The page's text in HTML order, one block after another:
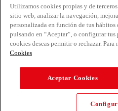
Utilizamos cookies propias y de
sitio web, analizar la navegación,
personalizada en función de tus hábitos
pulsando en “Aceptar”, o configurar
cookies deseas permitir o rechazar.
Cookies
Aceptar Cookies